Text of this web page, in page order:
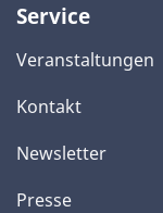
Service
Veranstaltungen
Kontakt
Newsletter
Presse